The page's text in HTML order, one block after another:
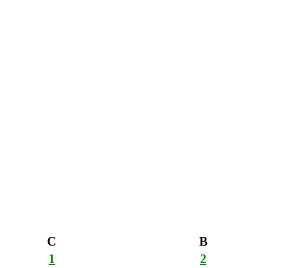
С
В
1
2